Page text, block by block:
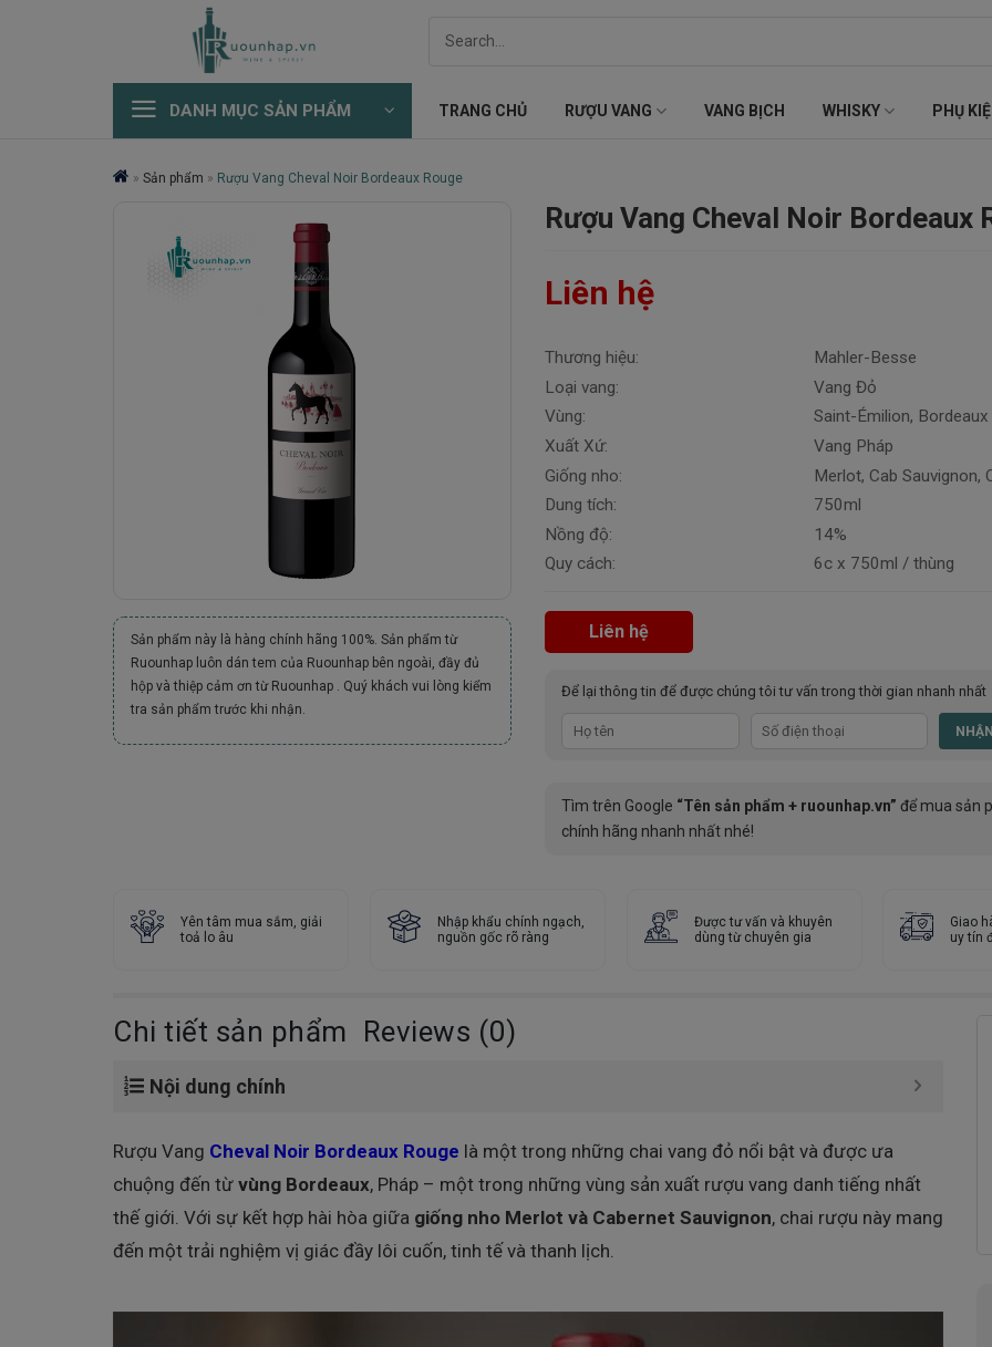
DANH MỤC SẢN PHẨM TRANG CHỦ RƯỢU VANG VANG BỊCH WHISKY PHỤ
» Sản phẩm » Rượu Vang Cheval Noir Bordeaux Rouge
Sản phẩm này là hàng chính hãng 100%. Sản phẩm từ
Ruounhap luôn dán tem của Ruounhap bên ngoài, đầy đủ
hộp và thiệp cảm ơn từ Ruounhap . Quý khách vui lòng kiểm
tra sản phẩm trước khi nhận.
Rượu Vang Cheval Noir Bordeaux
Liên hệ
Thương hiệu:
Loại vang:
Vùng:
Xuất Xứ:
Giống nho:
Dung tích:
Nồng độ:
Quy cách:
Mahler-Besse
Vang Đỏ
Saint-Émilion, Bordeaux
Vang Pháp
Merlot, Cab Sauvignon,
750ml
14%
6c x 750ml / thùng
Liên hệ
Để lại thông tin để được chúng tôi tư vấn trong thời gian nhanh nhất
Tìm trên Google “Tên sản phẩm + ruounhap.vn” để mua sản
chính hãng nhanh nhất nhé!
Yên tâm mua sắm, giải
toả lo âu
Nhập khẩu chính ngạch,
nguồn gốc rõ ràng
Được tư vấn và khuyên
dùng từ chuyên gia
Giao
uy tín
Chi tiết sản phẩm Reviews (0)
Nội dung chính
Rượu Vang Cheval Noir Bordeaux Rouge là một trong những chai vang đỏ nổi bật và được ưa
chuộng đến từ vùng Bordeaux, Pháp – một trong những vùng sản xuất rượu vang danh tiếng nhất
thế giới. Với sự kết hợp hài hòa giữa giống nho Merlot và Cabernet Sauvignon, chai rượu này mang
đến một trải nghiệm vị giác đầy lôi cuốn, tinh tế và thanh lịch.